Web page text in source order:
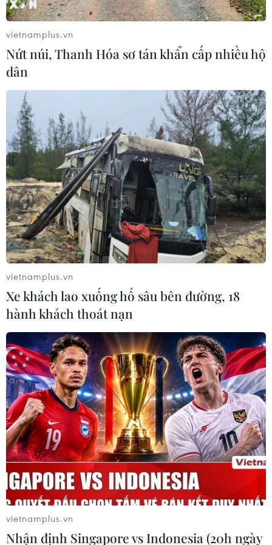
qua cơn nguy kịch
07/09/2017 04:23
Sau hơn một ngày tích cực điều trị, hai trong ba em học
sinh ăn lá ngón tự tử là Xồng Bá Xồ và Xồng Bá Rê, học
sinh lớp 3, trường Tiểu học Na Ngoi 1, huyện Kỳ Sơn,
Nghệ An đã qua cơn nguy kịch.
Đã xác định được nguyên nhân vụ ngộ độc
rượu ngâm rễ cây
19/03/2018 13:50
Kết quả kiểm nghiệm của Viện Kiểm nghiệm An toàn vệ
sinh thực phẩm quốc gia cho thấy nguyên nhân gây ra
vụ bốn người bị ngộ độc, trong đó có ba người tử vong
là chất Koumin.
vietnamplus.vn
Nứt núi, Thanh Hóa sơ tán khẩn cấp nhiều hộ
dân
vietnamplus.vn
Xe khách lao xuống hố sâu bên đường, 18
hành khách thoát nạn
vietnamplus.vn
Nhận định Singapore vs Indonesia (20h ngày